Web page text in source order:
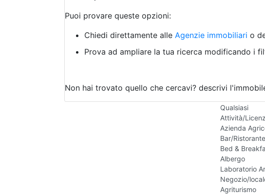
Rustico/
Camera
Box/Garage
Qualsiasi
Attività/
Azienda
Bar/Ristorante
Bed &
Albergo
Laboratorio
Negozio/
Agriturismo
Puoi provare queste opzioni:
Chiedi direttamente alle Agenzie immobiliari o
Prova ad ampliare la tua ricerca modificando i
Non hai trovato quello che cercavi? descrivi